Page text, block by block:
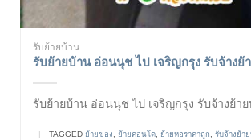
รับย้ายบ้าน
รับย้ายบ้าน อ่อนนุช ไป เจริญกรุง รับจ้างย้
รับย้ายบ้าน อ่อนนุช ไป เจริญกรุง รับจ้างย้า
| TAGGED ย้ายของ ย้ายคอนโด ย้ายหอราคาถูก รับจ้างย้า